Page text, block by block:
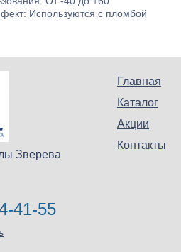
Используются с пломбой
Главная
Каталог
Акции
Контакты
Зверева
41-55